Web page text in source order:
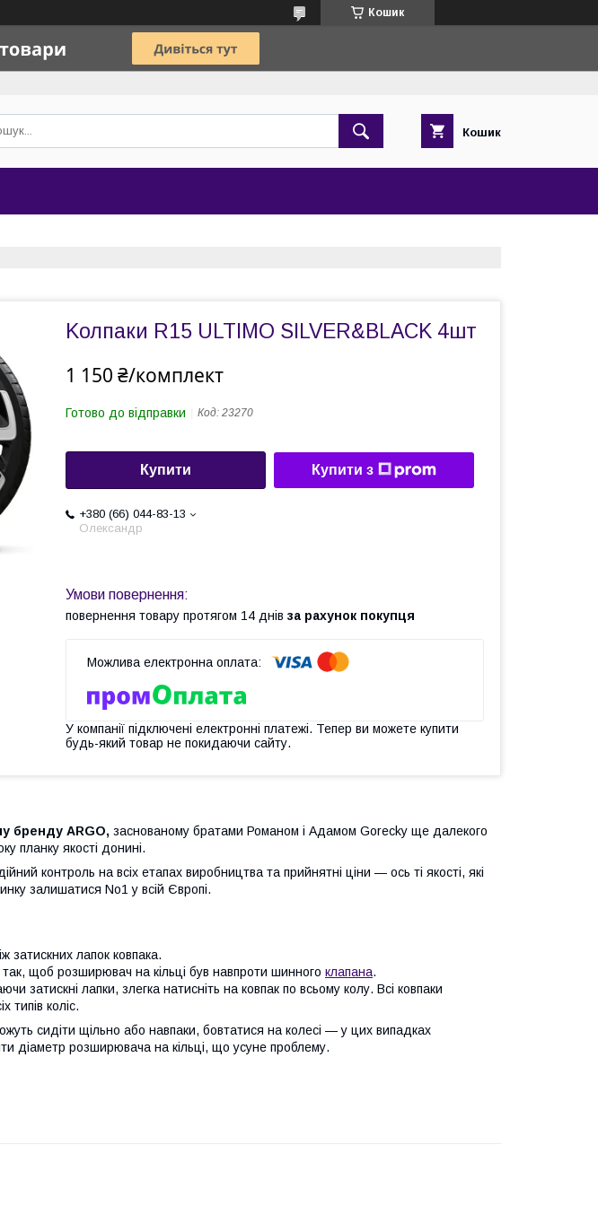
Кошик
Кошик
Kолпаки R15 ULTIMO SILVER&BLACK 4шт
1 150 ₴/комплект
Готово до відправки Код: 23270
Купити Купити з
+380 (66) 044-83-13
Олександр
повернення товару протягом 14 днів за рахунок покупця
У компанії підключені електронні платежі. Тепер ви можете купити
будь-який товар не покидаючи сайту.
бренду ARGO, заснованому братами Романом і Адамом Gorecky ще далекого
планку якості донині.
контроль на всіх етапах виробництва та прийнятні ціни — ось ті якості, які
залишатися No1 у всій Європі.
затискних лапок ковпака.
так, щоб розширювач на кільці був навпроти шинного клапана.
затискні лапки, злегка натисніть на ковпак по всьому колу. Всі ковпаки
типів коліс.
сидіти щільно або навпаки, бовтатися на колесі — у цих випадках
діаметр розширювача на кільці, що усуне проблему.